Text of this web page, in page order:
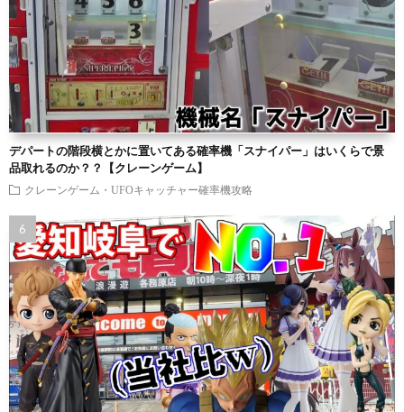
デパートの階段横とかに置いてある確率機「スナイパー」はいくらで景
品取れるのか？？【クレーンゲーム】
クレーンゲーム・UFOキャッチャー確率機攻略